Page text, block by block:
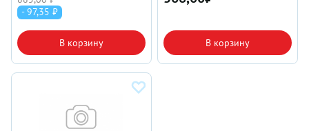
- 97,35 ₽
В корзину В корзину